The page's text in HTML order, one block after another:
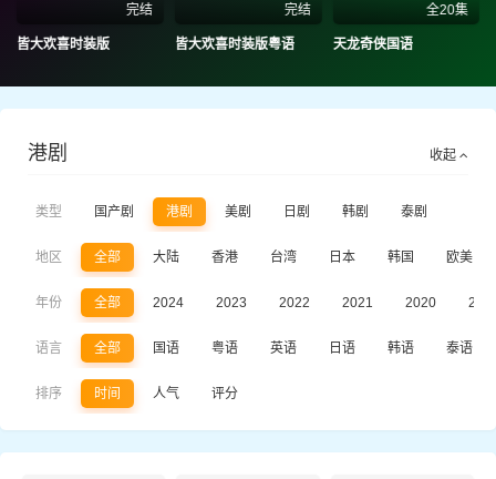
完结
皆大欢喜时装版
完结
皆大欢喜时装版粤语
全20集
天龙奇侠国语
收起
港剧
类型 国产剧 港剧 美剧 日剧 韩剧 泰剧
地区 全部 大陆 香港 台湾 日本 韩国 欧美
年份 全部 2024 2023 2022 2021 2020
语言 全部 国语 粤语 英语 日语 韩语 泰语
排序 时间 人气 评分